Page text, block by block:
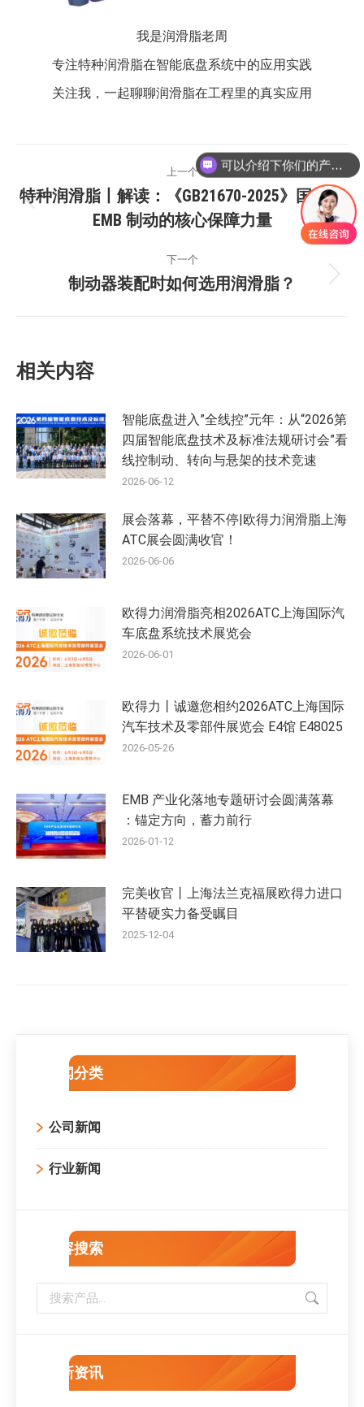
我是润滑脂老周
专注特种润滑脂在智能底盘系统中的应用实践
关注我，一起聊聊润滑脂在工程里的真实应用
章
上一个
上
一
特种润滑脂丨解读：《GB21670-2025》国标下
EMB 制动的核心保障力量
下一个
下
制动器装配时如何选用润滑脂？
相关内容
智能底盘进入”全线控”元年：从“2026第
四届智能底盘技术及标准法规研讨会”看
线控制动、转向与悬架的技术竞速
2026-06-12
展会落幕，平替不停|欧得力润滑脂上海
ATC展会圆满收官！
2026-06-06
欧得力润滑脂亮相2026ATC上海国际汽
车底盘系统技术展览会
2026-06-01
欧得力丨诚邀您相约2026ATC上海国际
汽车技术及零部件展览会 E4馆 E48025
2026-05-26
EMB 产业化落地专题研讨会圆满落幕
：锚定方向，蓄力前行
2026-01-12
完美收官丨上海法兰克福展欧得力进口
平替硬实力备受瞩目
2025-12-04
新闻分类
公司新闻
行业新闻
内容搜索
最新资讯
可以介绍下你们的产品么